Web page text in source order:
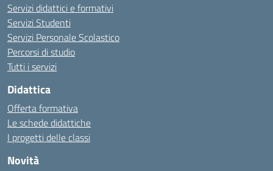
Servizi didattici e formativi
Servizi Studenti
Servizi Personale Scolastico
Percorsi di studio
Tutti i servizi
Didattica
Offerta formativa
Le schede didattiche
I progetti delle classi
Novità